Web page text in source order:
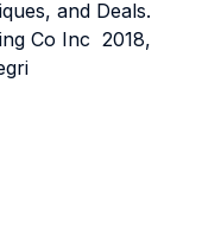
and Deals.
Co Inc 2018,